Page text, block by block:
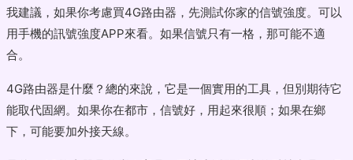
我建議，如果你考慮買4G路由器，先測試你家的信號強度。可以
用手機的訊號強度APP來看。如果信號只有一格，那可能不適
合。
4G路由器是什麼？總的來說，它是一個實用的工具，但別期待它
能取代固網。如果你在都市，信號好，用起來很順；如果在鄉
下，可能要加外接天線。